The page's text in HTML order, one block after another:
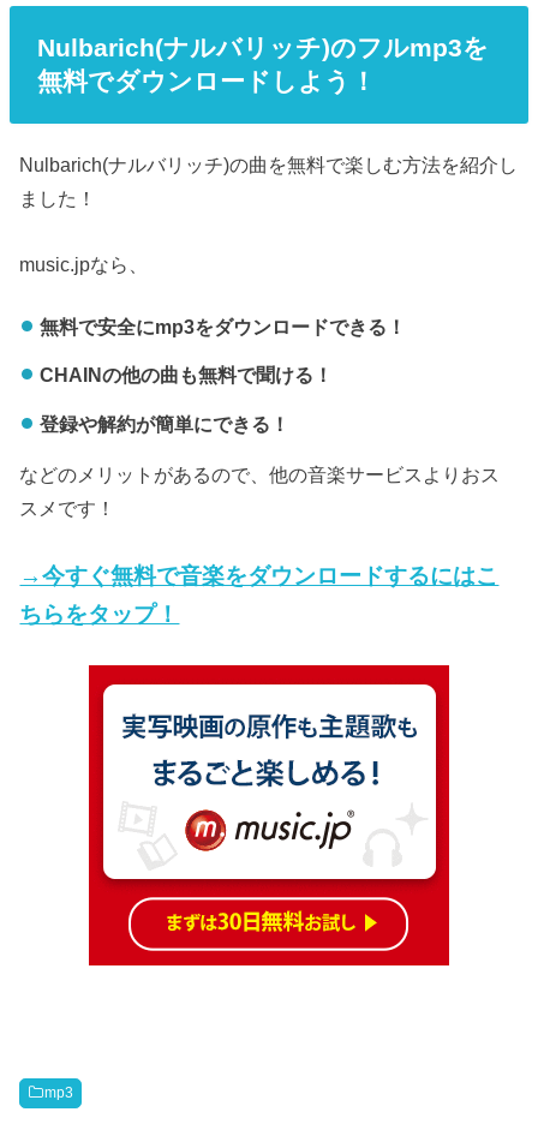
Nulbarich(ナルバリッチ)のフルmp3を
無料でダウンロードしよう！
Nulbarich(ナルバリッチ)の曲を無料で楽しむ方法を紹介し
ました！
music.jpなら、
無料で安全にmp3をダウンロードできる！
CHAINの他の曲も無料で聞ける！
登録や解約が簡単にできる！
などのメリットがあるので、他の音楽サービスよりおス
スメです！
→今すぐ無料で音楽をダウンロードするにはこ
ちらをタップ！
mp3